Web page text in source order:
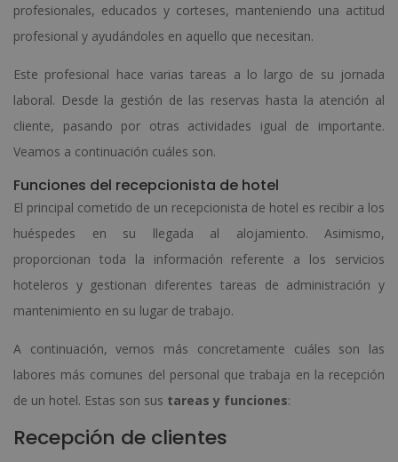
profesionales, educados y corteses, manteniendo una actitud
profesional y ayudándoles en aquello que necesitan.
Este profesional hace varias tareas a lo largo de su jornada
laboral. Desde la gestión de las reservas hasta la atención al
cliente, pasando por otras actividades igual de importante.
Veamos a continuación cuáles son.
Funciones del recepcionista de hotel
El principal cometido de un recepcionista de hotel es recibir a los
huéspedes en su llegada al alojamiento. Asimismo,
proporcionan toda la información referente a los servicios
hoteleros y gestionan diferentes tareas de administración y
mantenimiento en su lugar de trabajo.
A continuación, vemos más concretamente cuáles son las
labores más comunes del personal que trabaja en la recepción
de un hotel. Estas son sus tareas y funciones:
Recepción de clientes